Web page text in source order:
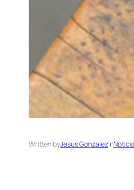
Written byJesús Gonzalezin